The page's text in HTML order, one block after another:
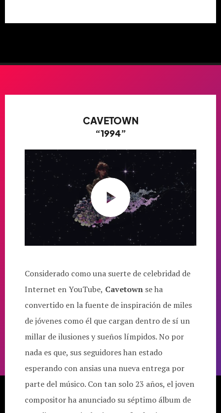
CAVETOWN
“1994”
Considerado como una suerte de celebridad de
Internet en YouTube, Cavetown se ha
convertido en la fuente de inspiración de miles
de jóvenes como él que cargan dentro de sí un
millar de ilusiones y sueños límpidos. No por
nada es que, sus seguidores han estado
esperando con ansias una nueva entrega por
parte del músico. Con tan solo 23 años, el joven
compositor ha anunciado su séptimo álbum de